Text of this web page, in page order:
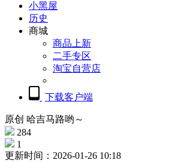
小黑屋
历史
商城
商品上新
二手专区
淘宝自营店
下载客户端
原创 哈吉马路哟～
284
1
更新时间：2026-01-26 10:18